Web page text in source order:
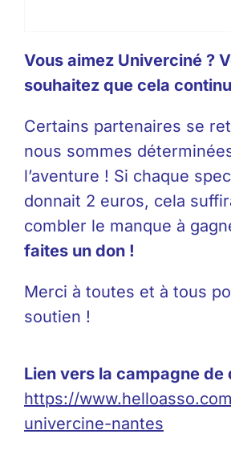
Vous aimez Univerciné?
souhaitez que cela
Certains partenaires se
nous sommes
l’aventure ! Si chaque
donnait 2 euros, cela
combler le manque à
faites un don !
Merci à toutes et à tous
soutien !
Lien vers la campagne de
https://
univercine-nantes